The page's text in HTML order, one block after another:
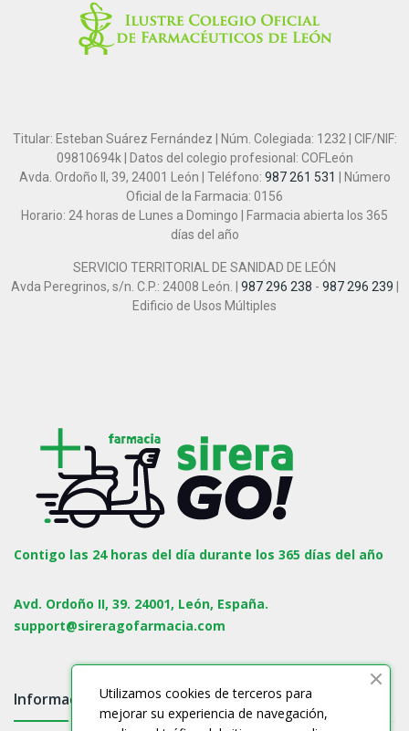
Titular: Esteban Suárez Fernández | Núm. Colegiada: 1232 | CIF/NIF:
09810694k | Datos del colegio profesional: COFLeón
Avda. Ordoño II, 39, 24001 León | Teléfono: 987 261 531 | Número
Oficial de la Farmacia: 0156
Horario: 24 horas de Lunes a Domingo | Farmacia abierta los 365
días del año
SERVICIO TERRITORIAL DE SANIDAD DE LEÓN
Avda Peregrinos, s/n. C.P.: 24008 León. | 987 296 238 - 987 296 239 |
Edificio de Usos Múltiples
Contigo las 24 horas del día durante los 365 días del año
Avd. Ordoño II, 39. 24001, León, España.
support@sireragofarmacia.com
Información
Utilizamos cookies de terceros para
mejorar su experiencia de navegación,